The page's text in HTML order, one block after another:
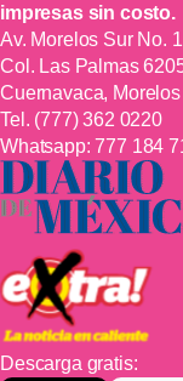
impresas sin costo.
Av. Morelos Sur No.
Col. Las Palmas
Cuernavaca, Morelos
Tel. (777) 362 0220
Whatsapp:777 184
Descarga gratis: